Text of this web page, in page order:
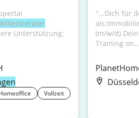
Unterstützung:
Vollzeit
"...Dich für
(m/w/d)
Training